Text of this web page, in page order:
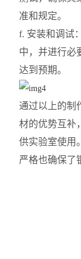
准和规定。
f. 安装和调试
中，并进行必
达到预期。
通过以上的制
材的优势互补
供实验室使用
严格也确保了